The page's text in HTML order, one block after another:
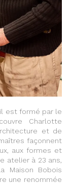
il est formé par le
Charlotte
et de
façonnent
aux formes et
atelier à 23 ans,
Maison Bobois
une renommée